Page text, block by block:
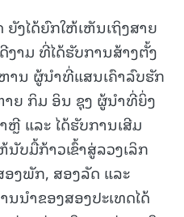
ງໄດ້ຍົກໃຫ້ເຫັນເຖິງສາຍ
າມ ທີ່ໄດ້ຮັບການສ້າງຕັ້ງ
ານ ຜູ້ນຳທີ່ແສນເຄົາລົບຮັກ
າຍ ກິມ ອິນ ຊຸງ ຜູ້ນຳທີ່ຍິ່ງ
ຫຼີ ແລະ ໄດ້ຮັບການເສີມ
ບມື້ກ້າວເຂົ້າສູ່ລວງເລິກ
ງພັກ, ສອງລັດ ແລະ
ນນໍາຂອງສອງປະເທດໄດ້